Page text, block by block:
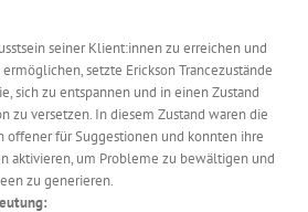
seiner Klient:innen zu erreichen und
setzte Erickson Trancezustände
sich zu entspannen und in einen Zustand
zu versetzen. In diesem Zustand waren die
offener für Suggestionen und konnten ihre
aktivieren, um Probleme zu bewältigen und
zu generieren.